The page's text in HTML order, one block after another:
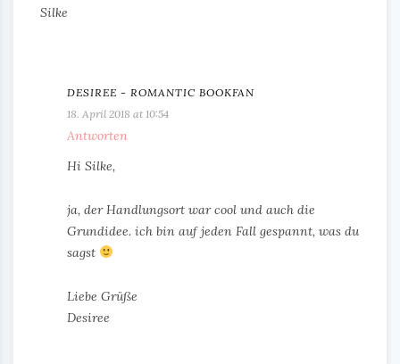
Silke
DESIREE - ROMANTIC BOOKFAN
18. April 2018 at 10:54
Antworten
Hi Silke,
ja, der Handlungsort war cool und auch die
Grundidee. ich bin auf jeden Fall gespannt, was du
sagst
Liebe Grüße
Desiree